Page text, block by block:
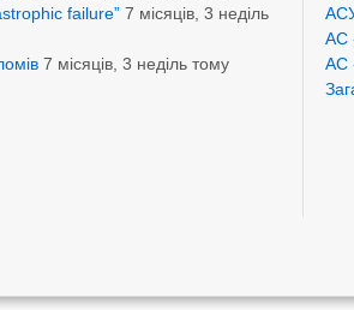
failure” 7 місяців, 3 неділь
7 місяців, 3 неділь тому
АС
АС